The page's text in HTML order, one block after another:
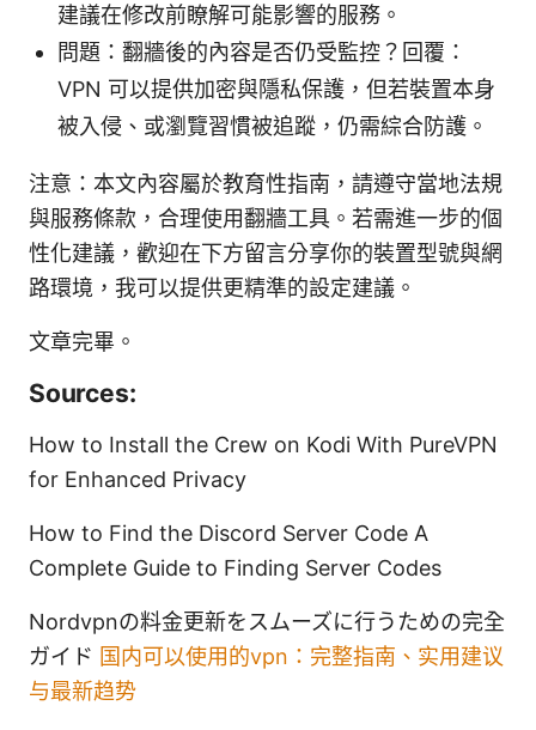
建議在修改前瞭解可能影響的服務。
問題：翻牆後的內容是否仍受監控？回覆：
VPN 可以提供加密與隱私保護，但若裝置本身
被入侵、或瀏覽習慣被追蹤，仍需綜合防護。
注意：本文內容屬於教育性指南，請遵守當地法規
與服務條款，合理使用翻牆工具。若需進一步的個
性化建議，歡迎在下方留言分享你的裝置型號與網
路環境，我可以提供更精準的設定建議。
文章完畢。
Sources:
How to Install the Crew on Kodi With PureVPN
for Enhanced Privacy
How to Find the Discord Server Code A
Complete Guide to Finding Server Codes
Nordvpnの料金更新をスムーズに行うための完全
ガイド 国内可以使用的vpn：完整指南、实用建议
与最新趋势